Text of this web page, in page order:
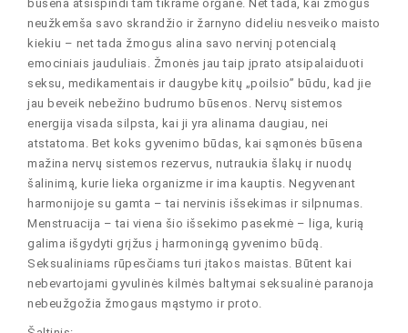
būsena atsispindi tam tikrame organe. Net tada, kai žmogus
neužkemša savo skrandžio ir žarnyno dideliu nesveiko maisto
kiekiu – net tada žmogus alina savo nervinį potencialą
emociniais jauduliais. Žmonės jau taip įprato atsipalaiduoti
seksu, medikamentais ir daugybe kitų „poilsio” būdu, kad jie
jau beveik nebežino budrumo būsenos. Nervų sistemos
energija visada silpsta, kai ji yra alinama daugiau, nei
atstatoma. Bet koks gyvenimo būdas, kai sąmonės būsena
mažina nervų sistemos rezervus, nutraukia šlakų ir nuodų
šalinimą, kurie lieka organizme ir ima kauptis. Negyvenant
harmonijoje su gamta – tai nervinis išsekimas ir silpnumas.
Menstruacija – tai viena šio išsekimo pasekmė – liga, kurią
galima išgydyti grįžus į harmoningą gyvenimo būdą.
Seksualiniams rūpesčiams turi įtakos maistas. Būtent kai
nebevartojami gyvulinės kilmės baltymai seksualinė paranoja
nebeužgožia žmogaus mąstymo ir proto.